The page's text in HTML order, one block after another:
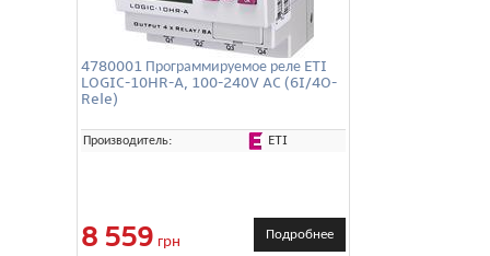
4780001 Программируемое реле ETI
LOGIC-10HR-A, 100-240V AC (6I/4O-
Rele)
Производитель: ETI
8 559 грн Подробнее